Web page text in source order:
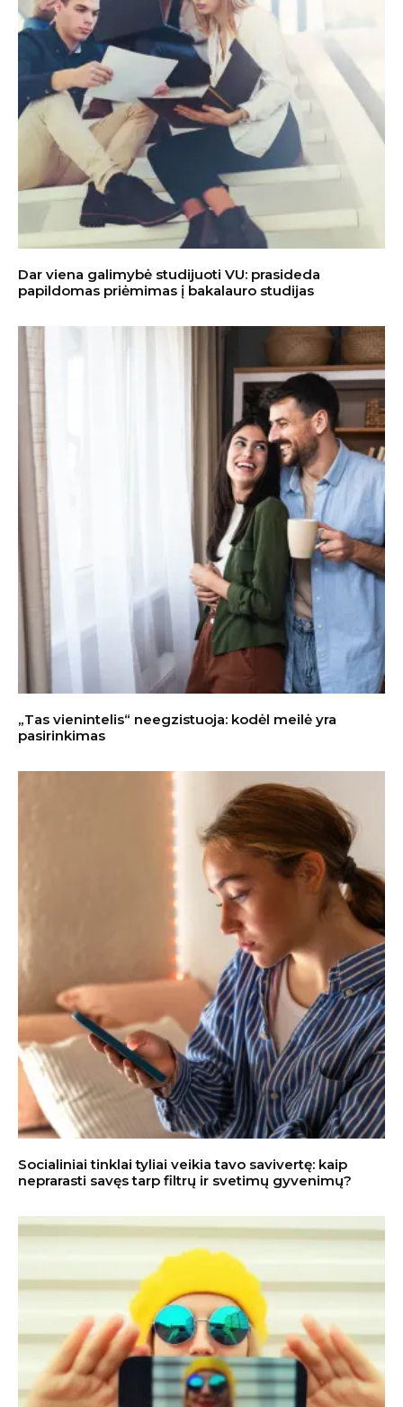
Dar viena galimybė studijuoti VU: prasideda
papildomas priėmimas į bakalauro studijas
„Tas vienintelis“ neegzistuoja: kodėl meilė yra
pasirinkimas
Socialiniai tinklai tyliai veikia tavo savivertę: kaip
neprarasti savęs tarp filtrų ir svetimų gyvenimų?